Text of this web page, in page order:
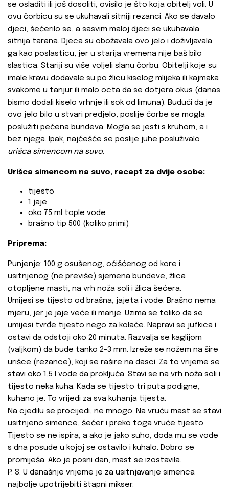
se osladiti ili još dosoliti, ovisilo je što koja obitelj voli. U
ovu čorbicu su se ukuhavali sitniji rezanci. Ako se davalo
djeci, šećerilo se, a sasvim maloj djeci se ukuhavala
sitnija tarana. Djeca su obožavala ovo jelo i doživljavala
ga kao poslasticu, jer u starija vremena nije baš bilo
slastica. Stariji su više voljeli slanu čorbu. Obitelji koje su
imale kravu dodavale su po žlicu kiselog mlijeka ili kajmaka
svakome u tanjur ili malo octa da se dotjera okus (danas
bismo dodali kiselo vrhnje ili sok od limuna). Budući da je
ovo jelo bilo u stvari predjelo, poslije čorbe se mogla
poslužiti pečena bundeva. Mogla se jesti s kruhom, a i
bez njega. Ipak, najčešće se poslije juhe posluživalo
urišca simencom na suvo.
Urišca simencom na suvo, recept za dvije osobe:
tijesto
1 jaje
oko 75 ml tople vode
brašno tip 500 (koliko primi)
Priprema:
Punjenje: 100 g osušenog, očišćenog od kore i
usitnjenog (ne previše) sjemena bundeve, žlica
otopljene masti, na vrh noža soli i žlica šećera.
Umijesi se tijesto od brašna, jajeta i vode. Brašno nema
mjeru, jer je jaje veće ili manje. Uzima se toliko da se
umijesi tvrđe tijesto nego za kolače. Napravi se jufkica i
ostavi da odstoji oko 20 minuta. Razvalja se kaglijom
(valjkom) da bude tanko 2-3 mm. Izreže se nožem na šire
urišce (rezance), koji se rašire na dasci. Za to vrijeme se
stavi oko 1,5 l vode da proključa. Stavi se na vrh noža soli i
tijesto neka kuha. Kada se tijesto tri puta podigne,
kuhano je. To vrijedi za sva kuhanja tijesta.
Na cjedilu se procijedi, ne mnogo. Na vruću mast se stavi
usitnjeno simence, šećer i preko toga vruće tijesto.
Tijesto se ne ispira, a ako je jako suho, doda mu se vode
s dna posude u kojoj se ostavilo i kuhalo. Dobro se
promiješa. Ako je posni dan, mast se izostavila.
P. S. U današnje vrijeme je za usitnjavanje simenca
najbolje upotrijebiti štapni mikser.